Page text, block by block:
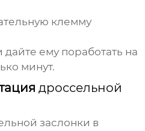
клемму
дайте ему поработать на
минут.
дроссельной
заслонки в